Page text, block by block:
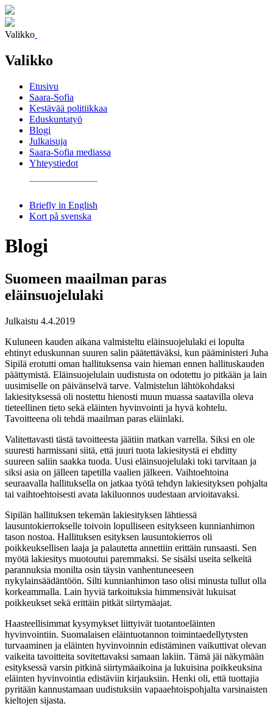
Valikko
Valikko
Etusivu
Saara-Sofia
Kestävää politiikkaa
Eduskuntatyö
Blogi
Julkaisuja
Saara-Sofia mediassa
Yhteystiedot
Briefly in English
Kort på svenska
Blogi
Suomeen maailman paras
eläinsuojelulaki
Julkaistu 4.4.2019
Kuluneen kauden aikana valmisteltu eläinsuojelulaki ei lopulta
ehtinyt eduskunnan suuren salin päätettäväksi, kun pääministeri Juha
Sipilä erotutti oman hallituksensa vain hieman ennen hallituskauden
päättymistä. Eläinsuojelulain uudistusta on odotettu jo pitkään ja lain
uusimiselle on päivänselvä tarve. Valmistelun lähtökohdaksi
lakiesityksessä oli nostettu hienosti muun muassa saatavilla oleva
tieteellinen tieto sekä eläinten hyvinvointi ja hyvä kohtelu.
Tavoitteena oli tehdä maailman paras eläinlaki.
Valitettavasti tästä tavoitteesta jäätiin matkan varrella. Siksi en ole
suuresti harmissani siitä, että juuri tuota lakiesitystä ei ehditty
suureen saliin saakka tuoda. Uusi eläinsuojelulaki toki tarvitaan ja
siksi asia on jälleen tapetilla vaalien jälkeen. Vaihtoehtoina
seuraavalla hallituksella on jatkaa työtä tehdyn lakiesityksen pohjalta
tai vaihtoehtoisesti avata lakiluonnos uudestaan arvioitavaksi.
Sipilän hallituksen tekemän lakiesityksen lähtiessä
lausuntokierrokselle toivoin lopulliseen esitykseen kunnianhimon
tason nostoa. Hallituksen esityksen lausuntokierros oli
poikkeuksellisen laaja ja palautetta annettiin erittäin runsaasti. Sen
myötä lakiesitys muotoutui paremmaksi. Se sisälsi useita selkeitä
parannuksia monilta osin täysin vanhentuneeseen
nykylainsäädäntöön. Silti kunnianhimon taso olisi minusta tullut olla
korkeammalla. Lain hyviä tarkoituksia himmensivät lukuisat
poikkeukset sekä erittäin pitkät siirtymäajat.
Haasteellisimmat kysymykset liittyivät tuotantoeläinten
hyvinvointiin. Suomalaisen eläintuotannon toimintaedellytysten
turvaaminen ja eläinten hyvinvoinnin edistäminen vaikuttivat olevan
vaikeita tavoitteita sovitettavaksi samaan lakiin. Tämä jäi näkymään
esityksessä varsin pitkinä siirtymäaikoina ja lukuisina poikkeuksina
eläinten hyvinvointia edistäviin kirjauksiin. Henki oli, että tuottajia
pyritään kannustamaan uudistuksiin vapaaehtoispohjalta varsinaisten
kieltojen sijasta.